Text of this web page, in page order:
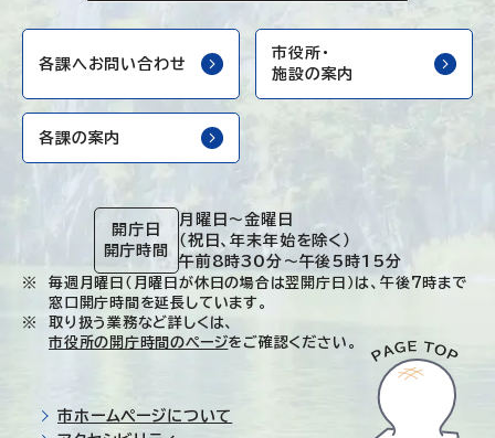
各課へお問い合わせ
市役所・
施設の案内
各課の案内
開庁日
開庁時間
月曜日～金曜日
（祝日、年末年始を除く）
午前8時30分～午後5時15分
毎週月曜日（月曜日が休日の場合は翌開庁日）は、午後7時まで
窓口開庁時間を延長しています。
取り扱う業務など詳しくは、
市役所の開庁時間のページをご確認ください。
市ホームページについて